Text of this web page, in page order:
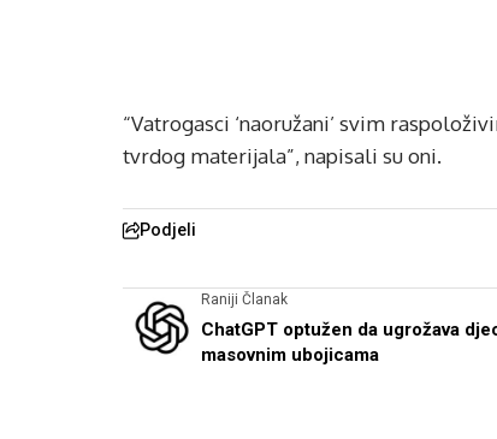
“Vatrogasci ‘naoružani’ svim
tvrdog materijala”, napisali su oni.
Podjeli
Raniji Članak
ChatGPT optužen da ugrožava
masovnim ubojicama